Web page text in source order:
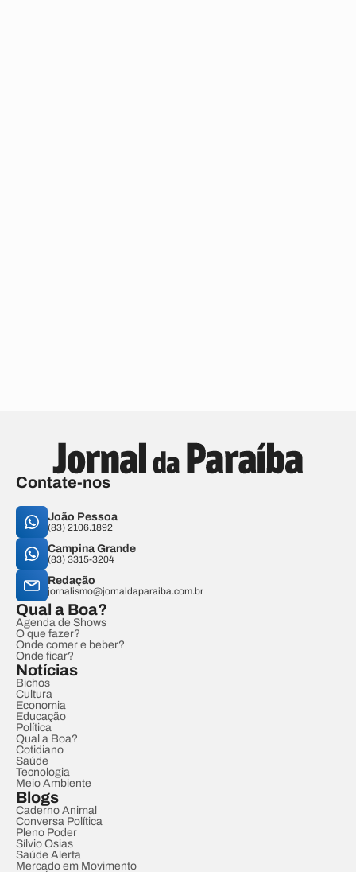
Contate-nos
João Pessoa
(83) 2106.1892
Campina Grande
(83) 3315-3204
Redação
jornalismo@jornaldaparaiba.com.br
Qual a Boa?
Agenda de Shows
O que fazer?
Onde comer e beber?
Onde ficar?
Notícias
Bichos
Cultura
Economia
Educação
Política
Qual a Boa?
Cotidiano
Saúde
Tecnologia
Meio Ambiente
Blogs
Caderno Animal
Conversa Política
Pleno Poder
Sílvio Osias
Saúde Alerta
Mercado em Movimento